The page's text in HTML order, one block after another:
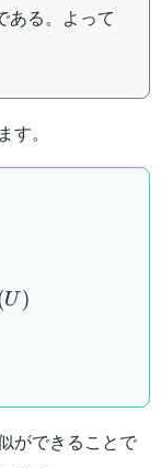
ある。よって
。
U )
ができることで